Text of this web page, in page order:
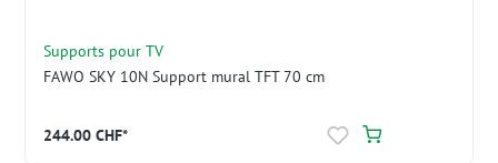
Supports pour TV
FAWO SKY 10N Support mural TFT 70 cm
244.00 CHF*